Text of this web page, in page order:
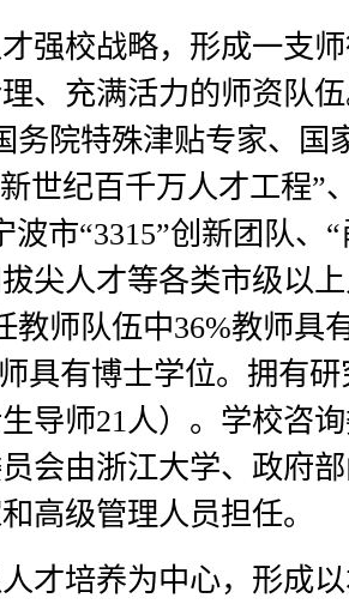
强校战略，形成一支
、充满活力的师资队
务院特殊津贴专家、国
世纪百千万人才工程”
波市“3315”创新团队、
尖人才等各类市级以
教师队伍中36%教师具
具有博士学位。拥有
生导师21人）。学校咨
会由浙江大学、政府
高级管理人员担任。
才培养为中心，形成